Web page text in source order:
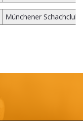
Münchener Schachclub